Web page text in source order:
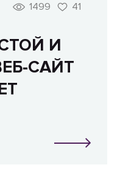
1499 41
И
САЙТ